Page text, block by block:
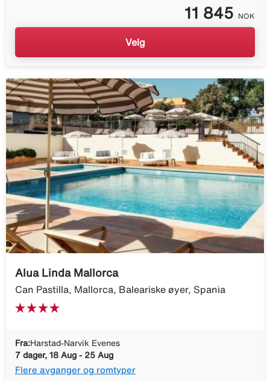
11 845 NOK
Velg
Alua Linda Mallorca
Can Pastilla, Mallorca, Baleariske øyer, Spania
Fra:Harstad-Narvik Evenes
7 dager, 18 Aug - 25 Aug
Flere avganger og romtyper